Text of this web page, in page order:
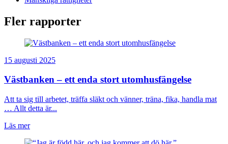
Fler rapporter
15 augusti 2025
Västbanken – ett enda stort utomhusfängelse
Att ta sig till arbetet, träffa släkt och vänner, träna, fika, handla mat
… Allt detta är...
Läs mer